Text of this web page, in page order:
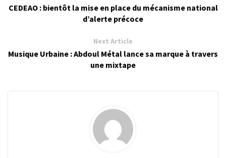
CEDEAO : bientôt la mise en place du mécanisme national
d’alerte précoce
Next Article
Musique Urbaine : Abdoul Métal lance sa marque à travers
une mixtape